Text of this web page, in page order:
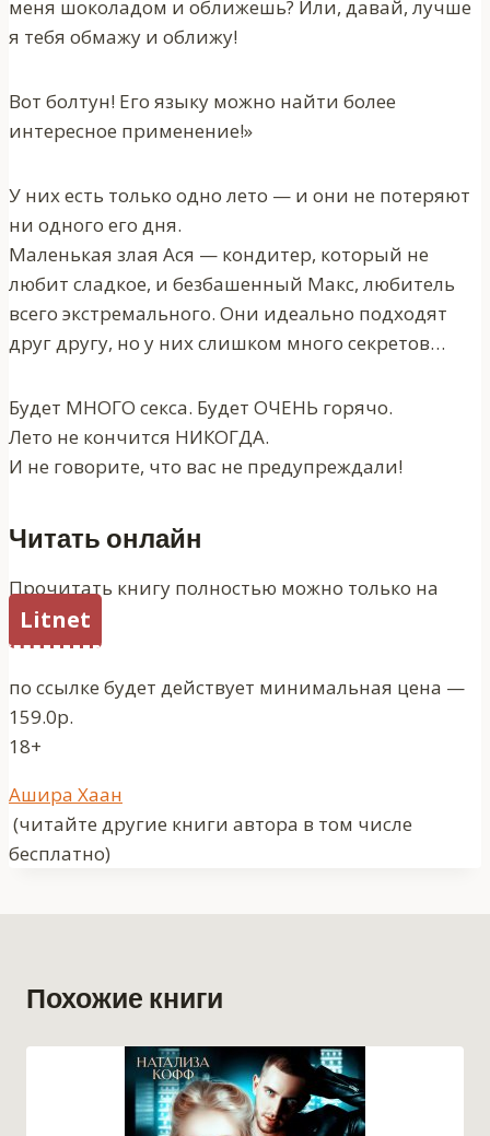
меня шоколадом и оближешь? Или, давай, лучше
я тебя обмажу и оближу!
Вот болтун! Его языку можно найти более
интересное применение!»
У них есть только одно лето — и они не потеряют
ни одного его дня.
Маленькая злая Ася — кондитер, который не
любит сладкое, и безбашенный Макс, любитель
всего экстремального. Они идеально подходят
друг другу, но у них слишком много секретов…
Будет МНОГО секса. Будет ОЧЕНЬ горячо.
Лето не кончится НИКОГДА.
И не говорите, что вас не предупреждали!
Читать онлайн
Прочитать книгу полностью можно только на
Litnet
по ссылке будет действует минимальная цена —
159.0р.
18+
Метки
записи:
Ашира Хаан
(читайте другие книги автора в том числе
бесплатно)
Похожие книги